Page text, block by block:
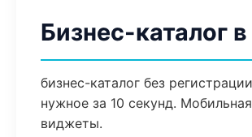
Бизнес-каталог
бизнес-каталог без
нужное за 10 секунд.
виджеты.